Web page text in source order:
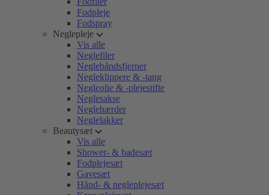
Fodpleje
Fodspray
Neglepleje
Vis alle
Neglefiler
Neglebåndsfjerner
Negleklippere & -tang
Negleolie & -plejestifte
Neglesakse
Neglehærder
Neglelakker
Beautysæt
Vis alle
Shower- & badesæt
Fodplejesæt
Gavesæt
Hånd- & negleplejesæt